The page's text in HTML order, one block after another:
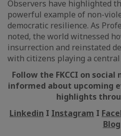
Observers have highlighted
powerful example of non-
democratic resilience. As
noted, the world witnessed
insurrection and reinstated
with citizens playing a
Follow the FKCCI on
informed about upcoming
highlights
Linkedin I Instagram I
Blog